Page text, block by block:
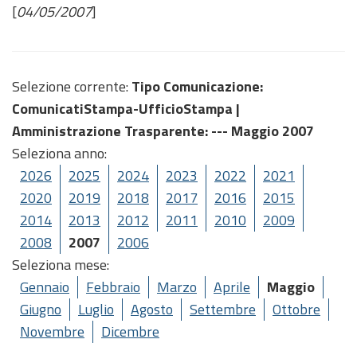
[04/05/2007]
Selezione corrente: Tipo Comunicazione:
ComunicatiStampa-UfficioStampa |
Amministrazione Trasparente: --- Maggio 2007
Seleziona anno:
2026
2025 2024 2023 2022
2021
2020
2019 2018 2017 2016
2015
2014
2013 2012 2011 2010
2009
2008
2007
2006
Seleziona mese:
Gennaio
Febbraio Marzo Aprile
Maggio
Giugno
Luglio Agosto Settembre
Ottobre
Novembre
Dicembre